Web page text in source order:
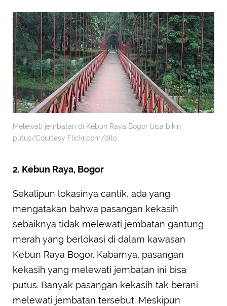
Melewati jembatan di Kebun Raya Bogor bisa bikin
putus/Courtesy Flickr.com/dito
2. Kebun Raya, Bogor
Sekalipun lokasinya cantik, ada yang
mengatakan bahwa pasangan kekasih
sebaiknya tidak melewati jembatan gantung
merah yang berlokasi di dalam kawasan
Kebun Raya Bogor. Kabarnya, pasangan
kekasih yang melewati jembatan ini bisa
putus. Banyak pasangan kekasih tak berani
melewati jembatan tersebut. Meskipun